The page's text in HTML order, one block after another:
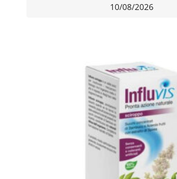
10/08/2026